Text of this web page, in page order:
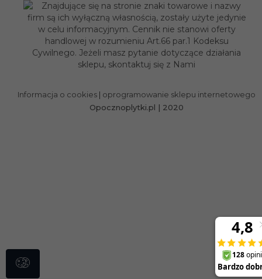
Informacja o cookies | oprogramowanie sklepu internetowego
Opocznoplytki.pl | 2020